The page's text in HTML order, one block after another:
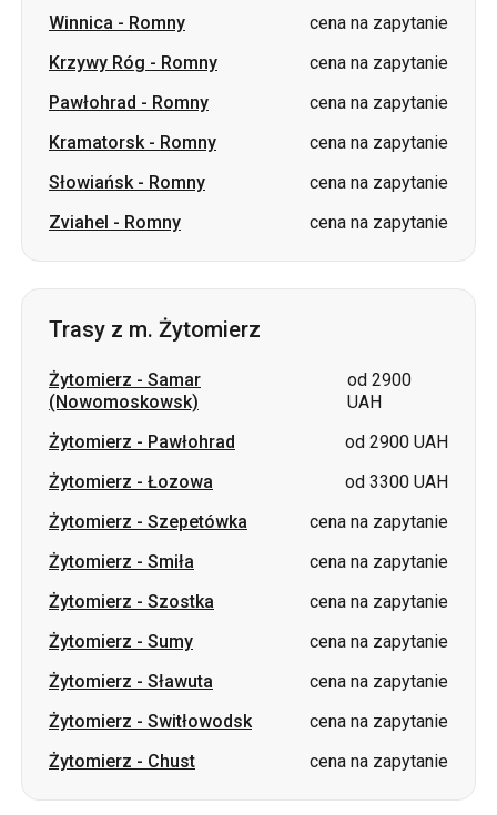
Kramatorsk-Romny
cena na zapytanie
Słowiańsk-Romny
cena na zapytanie
Zviahel-Romny cena na zapytanie
Trasy z m. Żytomierz
Żytomierz-Samar
(Nowomoskowsk)
od 2900
UAH
Żytomierz- Pawłohrad
Żytomierz
Żytomierz-Szepetówka
cena na zapytanie
Żytomierz-Smiła
cena na zapytanie
Żytomierz-Szostka
cena na zapytanie
Żytomierz-Sumy
cena na zapytanie
Żytomierz-Sławuta
cena na zapytanie
Żytomierz-Switłowodsk
cena na zapytanie
Żytomierz-Chust cena na zapytanie
Trasy do m. Żytomierz
Łozowa-Żytomierz
od 2700 UAH